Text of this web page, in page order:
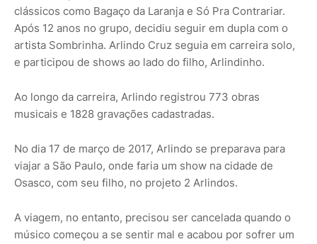
clássicos como Bagaço da Laranja e Só Pra Contrariar.
Após 12 anos no grupo, decidiu seguir em dupla com o
artista Sombrinha. Arlindo Cruz seguia em carreira solo,
e participou de shows ao lado do filho, Arlindinho.
Ao longo da carreira, Arlindo registrou 773 obras
musicais e 1828 gravações cadastradas.
No dia 17 de março de 2017, Arlindo se preparava para
viajar a São Paulo, onde faria um show na cidade de
Osasco, com seu filho, no projeto 2 Arlindos.
A viagem, no entanto, precisou ser cancelada quando o
músico começou a se sentir mal e acabou por sofrer um